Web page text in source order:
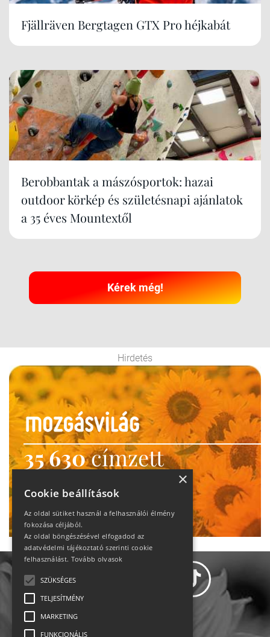
Fjällräven Bergtagen GTX Pro héjkabát
Berobbantak a mászósportok: hazai
outdoor körkép és születésnapi ajánlatok
a 35 éves Mountextől
Kérek még!
Hirdetés
35 630címzett
heti motiváció
Ne maradj le!
×
Cookie beállítások
Az oldal sütiket használ a felhasználói élmény
fokozása céljából.
Az oldal böngészésével elfogadod az
adatvédelmi tájékoztató szerinti cookie
felhasználást. Tovább olvasok
SZÜKSÉGES
TELJESÍTMÉNY
MARKETING
FUNKCIONÁLIS